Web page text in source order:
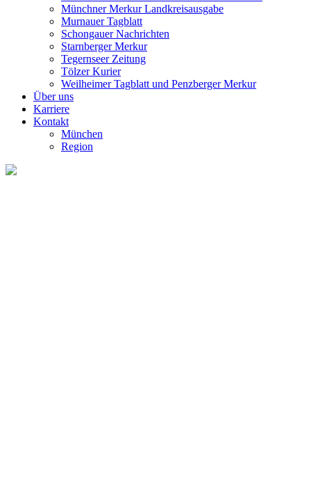
Münchner Merkur Landkreisausgabe
Murnauer Tagblatt
Schongauer Nachrichten
Starnberger Merkur
Tegernseer Zeitung
Tölzer Kurier
Weilheimer Tagblatt und Penzberger Merkur
Über uns
Karriere
Kontakt
München
Region